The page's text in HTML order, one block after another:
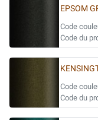
EPSOM
Code
Code du
Code
Code du